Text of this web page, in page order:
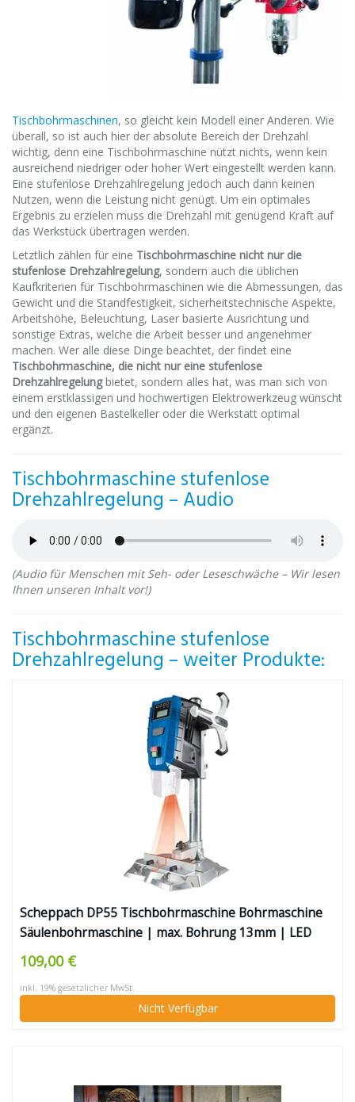
Tischbohrmaschinen, so gleicht kein Modell einer Anderen. Wie
überall, so ist auch hier der absolute Bereich der Drehzahl
wichtig, denn eine Tischbohrmaschine nützt nichts, wenn kein
ausreichend niedriger oder hoher Wert eingestellt werden kann.
Eine stufenlose Drehzahlregelung jedoch auch dann keinen
Nutzen, wenn die Leistung nicht genügt. Um ein optimales
Ergebnis zu erzielen muss die Drehzahl mit genügend Kraft auf
das Werkstück übertragen werden.
Letztlich zählen für eine Tischbohrmaschine nicht nur die
stufenlose Drehzahlregelung, sondern auch die üblichen
Kaufkriterien für Tischbohrmaschinen wie die Abmessungen, das
Gewicht und die Standfestigkeit, sicherheitstechnische Aspekte,
Arbeitshöhe, Beleuchtung, Laser basierte Ausrichtung und
sonstige Extras, welche die Arbeit besser und angenehmer
machen. Wer alle diese Dinge beachtet, der findet eine
Tischbohrmaschine, die nicht nur eine stufenlose
Drehzahlregelungbietet, sondern alles hat, was man sich von
einem erstklassigen und hochwertigen Elektrowerkzeug wünscht
und den eigenen Bastelkeller oder die Werkstatt optimal
ergänzt.
Tischbohrmaschine stufenlose
Drehzahlregelung – Audio
(Audio für Menschen mit Seh- oder Leseschwäche – Wir lesen
Ihnen unseren Inhalt vor!)
Tischbohrmaschine stufenlose
Drehzahlregelung – weiter Produkte:
Scheppach DP55 Tischbohrmaschine Bohrmaschine
Säulenbohrmaschine | max. Bohrung 13mm | LED
Laser | 710 W Leistung | Drehzahl 500–2600 min-1 |
Bohrfutterspannbereich 1,5–13mm | Digitaldisplay &
Laser
109,00 €
inkl. 19% gesetzlicher MwSt.
Nicht Verfügbar